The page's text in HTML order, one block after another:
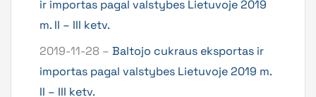
ir importas pagal valstybes Lietuvoje 2019
m. II – III ketv.
2019-11-28 – Baltojo cukraus eksportas ir
importas pagal valstybes Lietuvoje 2019 m.
II – III ketv.